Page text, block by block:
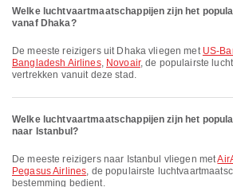
Welke luchtvaartmaatschappijen zijn het
vanaf Dhaka?
De meeste reizigers uit Dhaka vliegen met US-
Bangladesh Airlines, Novoair, de populairste
vertrekken vanuit deze stad.
Welke luchtvaartmaatschappijen zijn het
naar Istanbul?
De meeste reizigers naar Istanbul vliegen met
Pegasus Airlines, de populairste
bestemming bedient.